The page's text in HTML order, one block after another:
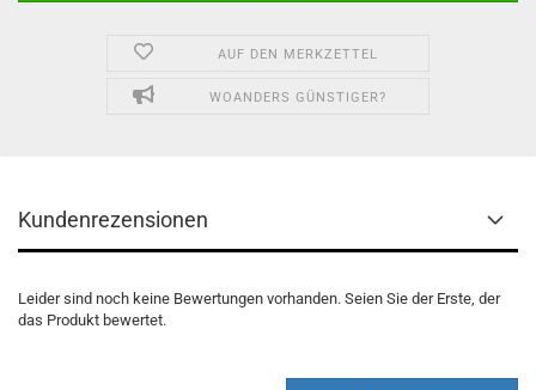
AUF DEN MERKZETTEL
WOANDERS GÜNSTIGER?
Kundenrezensionen
Leider sind noch keine Bewertungen vorhanden. Seien Sie der Erste, der
das Produkt bewertet.